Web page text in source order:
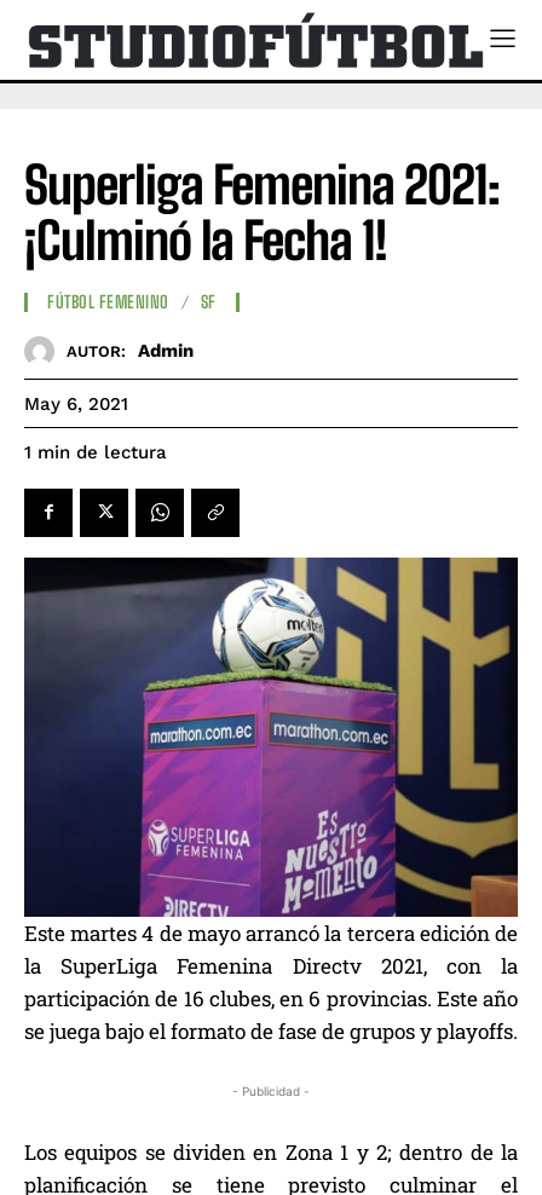
Superliga Femenina 2021:
¡Culminó la Fecha 1!
FÚTBOL FEMENINO SF
AUTOR: Admin
May 6, 2021
1 min de lectura
Este martes 4 de mayo arrancó la tercera edición de
la SuperLiga Femenina Directv 2021, con la
participación de 16 clubes, en 6 provincias. Este año
se juega bajo el formato de fase de grupos y playoffs.
- Publicidad -
Los equipos se dividen en Zona 1 y 2; dentro de la
planificación se tiene previsto culminar el